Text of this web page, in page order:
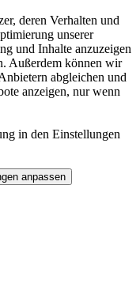
deren Verhalten und
unserer
und Inhalte anzuzeigen
Außerdem können wir
abgleichen und
anzeigen, nur wenn
in den Einstellungen
anpassen